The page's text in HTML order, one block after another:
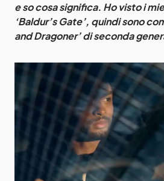
e so cosa significa. Ho visto i
‘Baldur’s Gate’, quindi sono
and Dragoner’ di seconda